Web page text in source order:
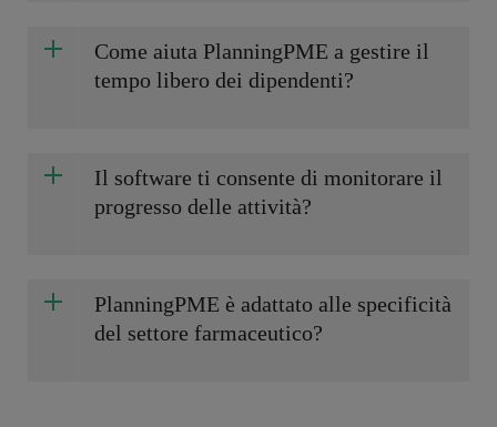
Come aiuta PlanningPME a gestire il
tempo libero dei dipendenti?
Il software ti consente di monitorare il
progresso delle attività?
PlanningPME è adattato alle specificità
del settore farmaceutico?